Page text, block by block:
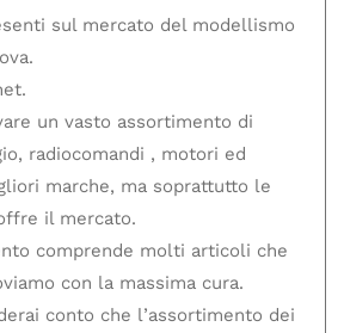
sul mercato del modellismo
un vasto assortimento di
radiocomandi , motori ed
marche, ma soprattutto le
il mercato.
comprende molti articoli che
con la massima cura.
conto che l’assortimento dei